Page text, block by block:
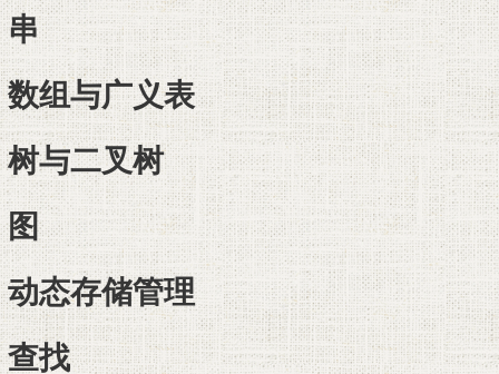
串
数组与广义表
树与二叉树
图
动态存储管理
查找